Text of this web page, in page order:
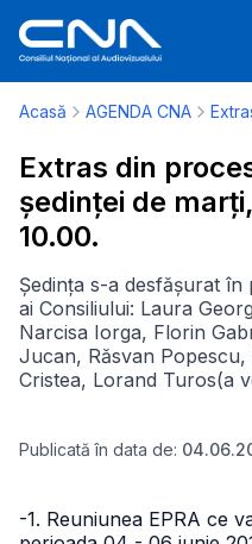
Acasă AGENDA CNA
Extras din
ședinței de
10.00.
Ședința s-a desfășurat
ai Consiliului: Laura
Narcisa Iorga, Florin
Jucan, Răsvan Popescu,
Cristea, Lorand Turos(a
Publicată în data de:
-1. Reuniunea EPRA ce